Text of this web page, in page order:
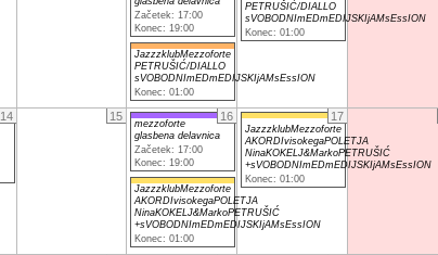
Začetek: 17:00
Konec: 19:00
JazzzklubMezzoforte
PETRUŠIĆ/DIALLO
sVOBODNImEDmEDIJSKIjAMsEssION
Konec: 01:00
PETRUŠIĆ/DIALLO
sVOBODNImEDmEDIJSKIjAMsEssION
Konec: 01:00
14 15 16
mezzoforte
glasbena delavnica
Začetek: 17:00
Konec: 19:00
JazzzklubMezzoforte
AKORDIvisokegaPOLETJA
NinaKOKELJ&MarkoPETRUŠIĆ
+sVOBODNImEDmEDIJSKIjAMsEssION
Konec: 01:00
17
JazzzklubMezzoforte
AKORDIvisokegaPOLETJA
NinaKOKELJ&MarkoPETRUŠIĆ
+sVOBODNImEDmEDIJSKIjAMsEssION
Konec: 01:00